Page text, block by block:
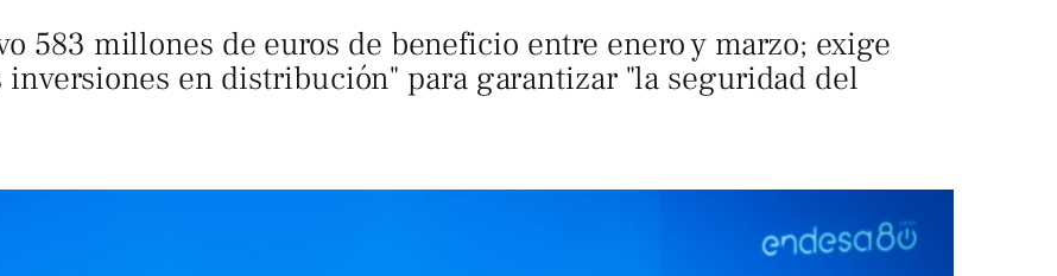
583 millones de euros de beneficio entre enero y marzo; exige
en distribución" para garantizar "la seguridad del